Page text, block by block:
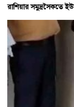
রাশিয়ার সমুদ্রসৈকতে